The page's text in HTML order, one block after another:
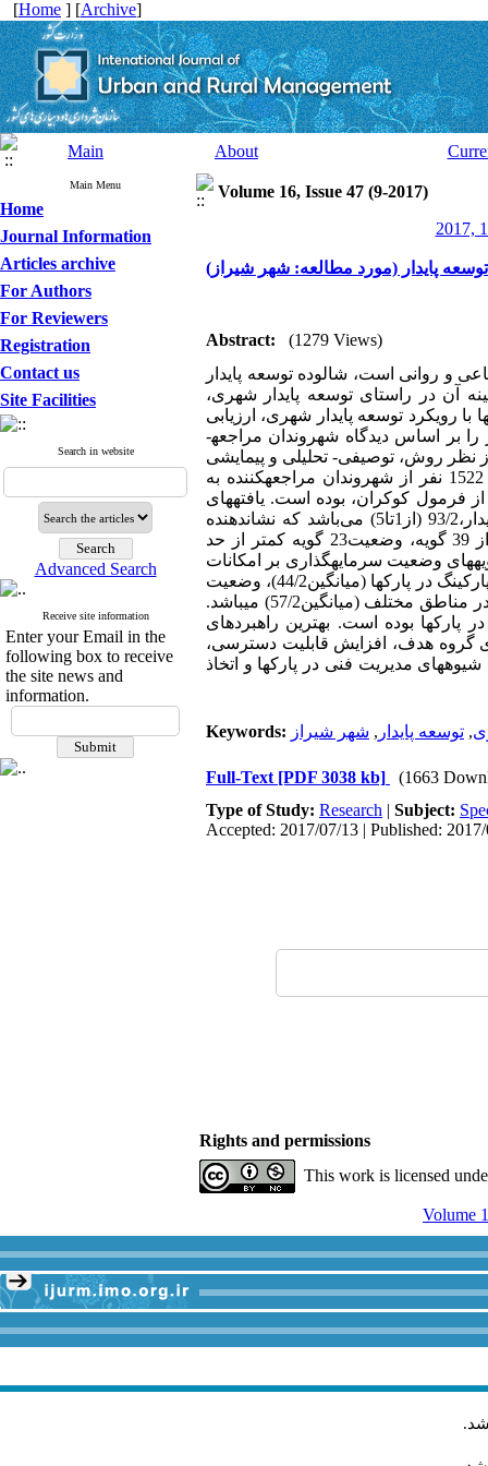
[Home ] [Archive]
Main About
Main Menu
Home
Journal Information
Articles archive
For Authors
For Reviewers
Registration
Contact us
Site Facilities
Search in website
Advanced Search
Receive site information
Enter your Email in the
following box to receive
the site news and
information.
Volume 16, Issue 47 (9-2017)
2017,
پایدار (مورد مطالعه: شهر شیراز)
Abstract:
(1279 Views)
و روانی است، شالوده توسعه پایدار
آن در راستای توسعه پایدار شهری،
رویکرد توسعه پایدار شهری، ارزیابی
را بر اساس دیدگاه شهروندان مراجعه­
نظر روش، توصیفی- تحلیلی و پیمایشی
می­باشد که در آن از ابزار پرسشنامه محقق­ساخته استفاده شده است. جامعه آماری شامل 1522 نفر از شهروندان مراجعه­کننده به
فرمول کوکران، بوده است. یافته­های
می
باشد که نشان­دهنده
وضعیت نه چندان مطلوب پارکها است. بررسی میانگین وضعیت، بیانگر این نکته است که از 39 گویه، وضعیت23 گویه­ کمتر از حد
وضعیت سرمایه­گذاری بر امکانات
اغذیه­فروشی (میانگین38/2)، وضعیت سرمایه­گذاری مناسب اقتصادی (میانگین40/2)، وضعیت پارکینگ در پارکها (میانگین44/2)، وضعیت
توزیع عادلانه پارکها (میانگین51/2)، وضعیت توزیع عادلانه امکانات و خدمات موجود در پارکها در مناطق مختلف (میانگین57/2) می­باشد.
بوده است. بهترین راهبردهای
گروه هدف، افزایش قابلیت دسترسی،
مدیریت فنی در پارکها و اتخاذ
Keywords: , توسعه پایدار ,
Full-Text [PDF 3038 kb]
(1663
Type of Study: Research | Subject:
Accepted: 2017/07/13 | Published:
Rights and permissions
This work is licensed
Volume
.